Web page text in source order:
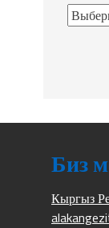
Биз
Кыргыз